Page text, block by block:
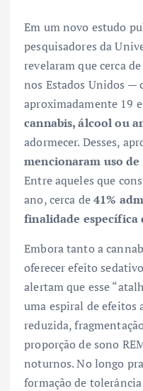
Em um novo estudo
pesquisadores da
revelaram que cerca
nos Estados Unidos —
aproximadamente 19
cannabis, álcool ou
adormecer. Desses,
mencionaram uso de
Entre aqueles que
ano, cerca de41%
finalidade específica
Embora tanto a
oferecer efeito
alertam que esse
uma espiral de efeitos
reduzida,
proporção de sono
noturnos. No longo
formação de